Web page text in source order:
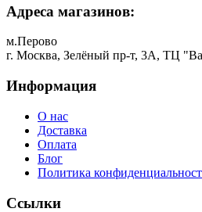
Адреса магазинов:
м.Перово
г. Москва, Зелёный пр-т, 3А, ТЦ
Информация
О нас
Доставка
Оплата
Блог
Политика
Ссылки